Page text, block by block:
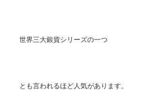
世界三大銀貨シリーズの一つ
とも言われるほど人気があります。